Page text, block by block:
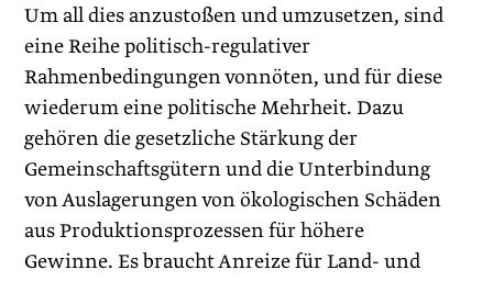
Um all dies anzustoßen und umzusetzen, sind
eine Reihe politisch-regulativer
Rahmenbedingungen vonnöten, und für diese
wiederum eine politische Mehrheit. Dazu
gehören die gesetzliche Stärkung der
Gemeinschaftsgütern und die Unterbindung
von Auslagerungen von ökologischen Schäden
aus Produktionsprozessen für höhere
Gewinne. Es braucht Anreize für Land- und